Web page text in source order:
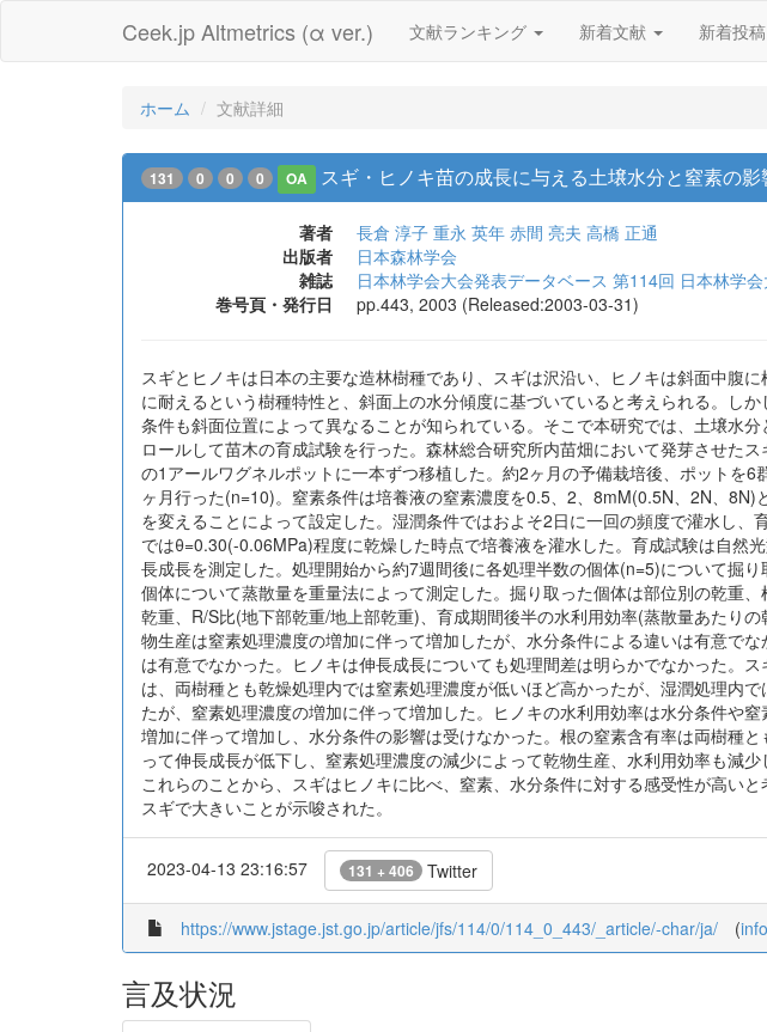
Ceek.jp Altmetrics (α ver.) 文献ランキング 新着文献 新着投稿
ホーム 文献詳細
131 0 0 0 OA スギ・ヒノキ苗の成長に与える土壌水分と窒素の影
著者 長倉 淳子 重永 英年 赤間 亮夫 高橋 正通
出版者
日本森林学会
雑誌
日本林学会大会発表データベース 第114回 日本林学会
巻号頁・発行日
pp.443, 2003 (Released:2003-03-31)
スギとヒノキは日本の主要な造林樹種であり、スギは沢沿い、ヒノキは斜面中腹
に耐えるという樹種特性と、斜面上の水分傾度に基づいていると考えられる。し
条件も斜面位置によって異なることが知られている。そこで本研究では、土壌水
ロールして苗木の育成試験を行った。森林総合研究所内苗畑において発芽させた
の1アールワグネルポットに一本ずつ移植した。約2ヶ月の予備栽培後、ポットを
ヶ月行った(n=10)。窒素条件は培養液の窒素濃度を0.5、2、8mM(0.5N、2N、
を変えることによって設定した。湿潤条件ではおよそ2日に一回の頻度で灌水し
ではθ=0.30(-0.06MPa)程度に乾燥した時点で培養液を灌水した。育成試験は自
長成長を測定した。処理開始から約7週間後に各処理半数の個体(n=5)について掘
個体について蒸散量を重量法によって測定した。掘り取った個体は部位別の乾重
乾重、R/S比(地下部乾重/地上部乾重)、育成期間後半の水利用効率(蒸散量あたり
物生産は窒素処理濃度の増加に伴って増加したが、水分条件による違いは有意で
は有意でなかった。ヒノキは伸長成長についても処理間差は明らかでなかった。
は、両樹種とも乾燥処理内では窒素処理濃度が低いほど高かったが、湿潤処理内
たが、窒素処理濃度の増加に伴って増加した。ヒノキの水利用効率は水分条件や
増加に伴って増加し、水分条件の影響は受けなかった。根の窒素含有率は両樹種
って伸長成長が低下し、窒素処理濃度の減少によって乾物生産、水利用効率も減
これらのことから、スギはヒノキに比べ、窒素、水分条件に対する感受性が高い
スギで大きいことが示唆された。
2023-04-13 23:16:57 131 + 406 Twitter
https://www.jstage.jst.go.jp/article/jfs/114/0/114_0_443/_article/-char/ja/ (
言及状況